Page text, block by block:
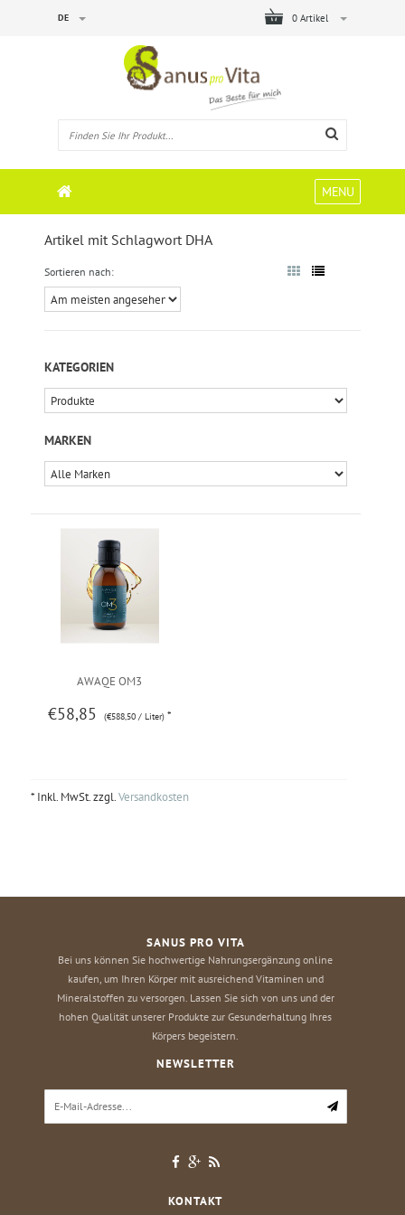
0 Artikel
DE
MENU
Artikel mit Schlagwort DHA
Sortieren nach:
KATEGORIEN
MARKEN
AWAQE OM3
€58,85 (€588,50 / Liter) *
* Inkl. MwSt. zzgl.Versandkosten
SANUS PRO VITA
Bei uns können Sie hochwertige Nahrungsergänzung online
kaufen, um Ihren Körper mit ausreichend Vitaminen und
Mineralstoffen zu versorgen. Lassen Sie sich von uns und der
hohen Qualität unserer Produkte zur Gesunderhaltung Ihres
Körpers begeistern.
NEWSLETTER
KONTAKT